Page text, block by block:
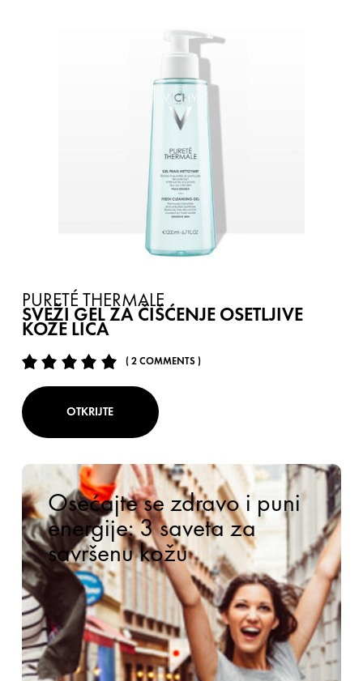
PURETÉ THERMALE
SVEŽI GEL ZA ČIŠĆENJE OSETLJIVE
KOŽE LICA
( 2 COMMENTS )
OTKRIJTE
Osećajte se zdravo i puni
energije: 3 saveta za
savršenu kožu